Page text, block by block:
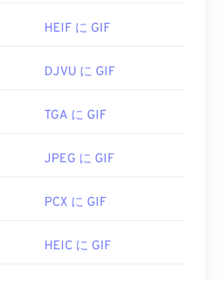
HEIF に GIF
DJVU に GIF
TGA に GIF
JPEG に GIF
PCX に GIF
HEIC に GIF